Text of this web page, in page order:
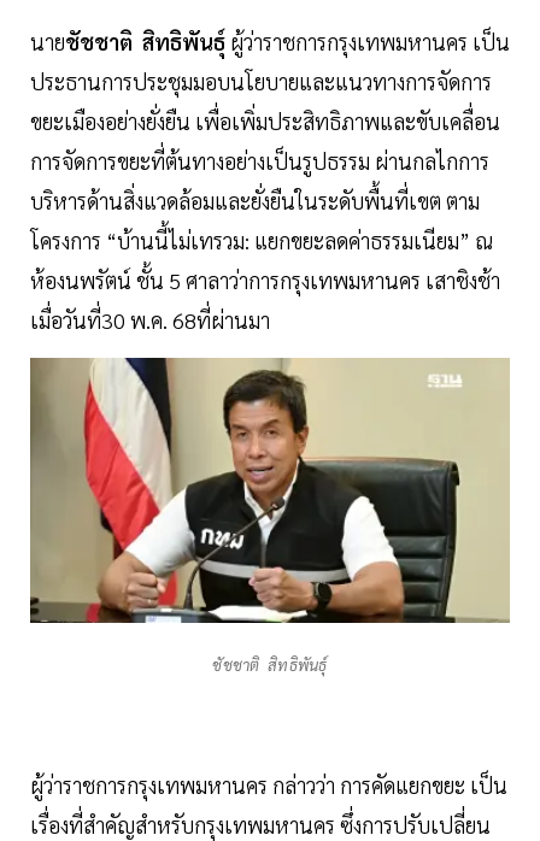
นายชัชชาติ สิทธิพันธุ์ ผู้ว่าราชการกรุงเทพมหานคร เป็น
ประธานการประชุมมอบนโยบายและแนวทางการจัดการ
ขยะเมืองอย่างยั่งยืน เพื่อเพิ่มประสิทธิภาพและขับเคลื่อน
การจัดการขยะที่ต้นทางอย่างเป็นรูปธรรม ผ่านกลไกการ
บริหารด้านสิ่งแวดล้อมและยั่งยืนในระดับพื้นที่เขต ตาม
โครงการ “บ้านนี้ไม่เทรวม: แยกขยะลดค่าธรรมเนียม” ณ
ห้องนพรัตน์ ชั้น 5 ศาลาว่าการกรุงเทพมหานคร เสาชิงช้า
เมื่อวันที่30 พ.ค. 68ที่ผ่านมา
ชัชชาติ สิทธิพันธุ์
ผู้ว่าราชการกรุงเทพมหานคร กล่าวว่า การคัดแยกขยะ เป็น
เรื่องที่สำคัญสำหรับกรุงเทพมหานคร ซึ่งการปรับเปลี่ยน